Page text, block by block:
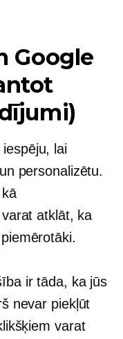
Google
lai
personalizētu.
atklāt, ka
ir tāda, ka jūs
nevar piekļūt
varat